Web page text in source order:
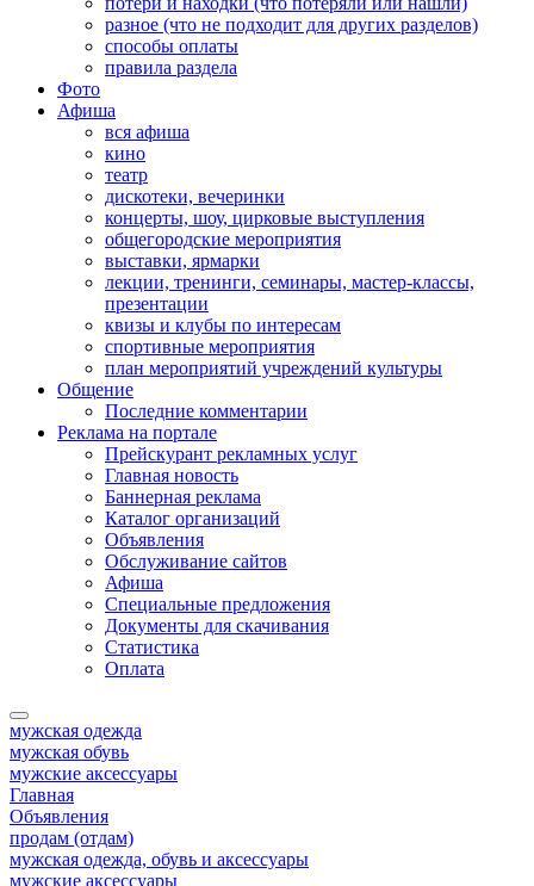
разное (что не подходит для других разделов)
способы оплаты
правила раздела
Фото
Афиша
вся афиша
кино
театр
дискотеки, вечеринки
концерты, шоу, цирковые выступления
общегородские мероприятия
выставки, ярмарки
лекции, тренинги, семинары, мастер-классы,
презентации
квизы и клубы по интересам
спортивные мероприятия
план мероприятий учреждений культуры
Общение
Последние комментарии
Реклама на портале
Прейскурант рекламных услуг
Главная новость
Баннерная реклама
Каталог организаций
Объявления
Обслуживание сайтов
Афиша
Специальные предложения
Документы для скачивания
Статистика
Оплата
мужская одежда
мужская обувь
мужские аксессуары
Главная
Объявления
продам (отдам)
мужская одежда, обувь и аксессуары
мужские аксессуары